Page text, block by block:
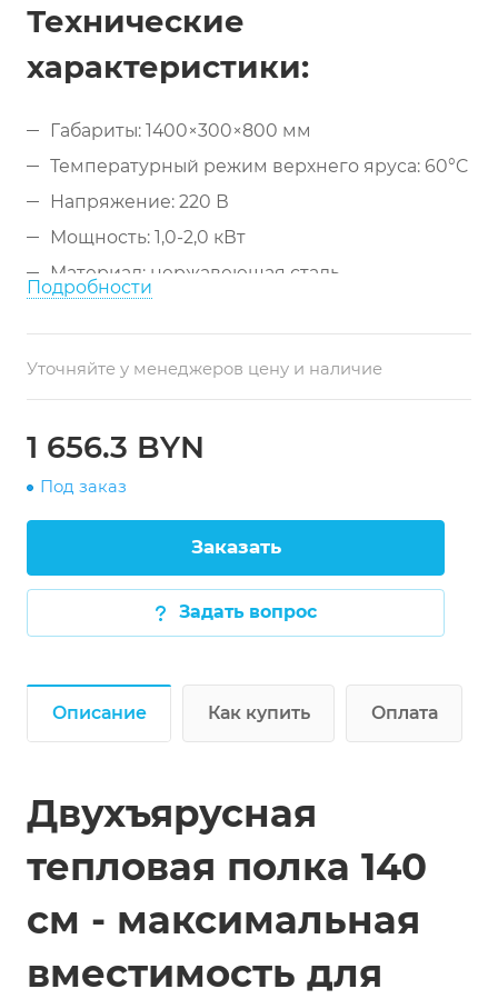
Технические
характеристики:
Габариты: 1400×300×800 мм
Температурный режим верхнего яруса: 60°C
Напряжение: 220 В
Мощность: 1,0-2,0 кВт
Материал: нержавеющая сталь
нейтральный)
Длина рабочей поверхности: 140 см
Управление: термостат
Подробности
Уточняйте у менеджеров цену и наличие
1 656.3 BYN
Под заказ
Заказать
Задать вопрос
Описание Как купить Оплата
Двухъярусная
тепловая полка 140
см - максимальная
вместимость для